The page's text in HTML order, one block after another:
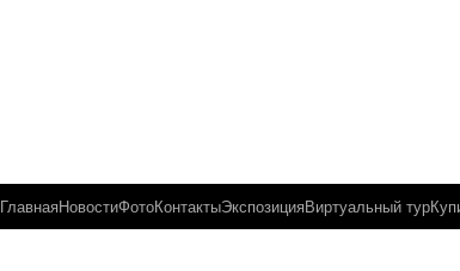
ГлавнаяНовостиФотоКонтактыЭкспозицияВиртуальный тур